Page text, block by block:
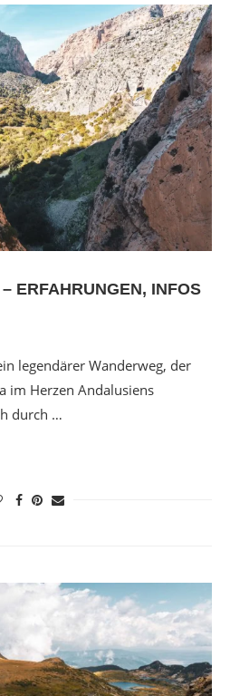
ERFAHRUNGEN, INFOS
legendärer Wanderweg, der
im Herzen Andalusiens
durch …